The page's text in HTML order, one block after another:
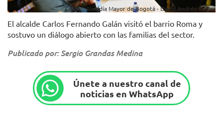
Foto: Alcaldía Mayor de Bogotá - David Andrés Romo.
El alcalde Carlos Fernando Galán visitó el barrio Roma y
sostuvo un diálogo abierto con las familias del sector.
Publicado por: Sergio Grandas Medina
Únete a nuestro canal de
noticias en WhatsApp